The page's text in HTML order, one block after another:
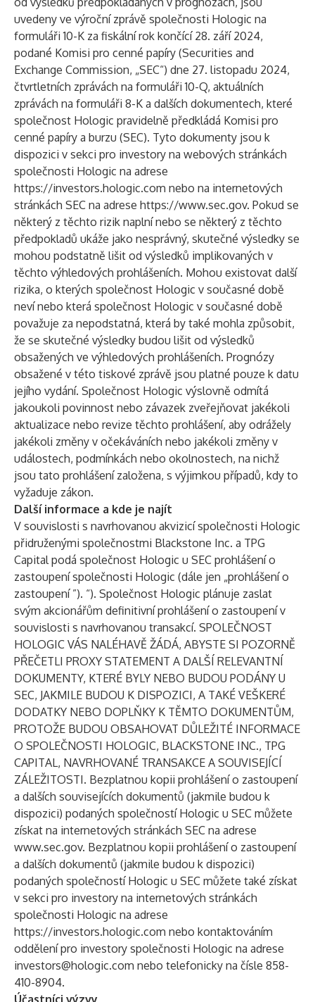
uvedeny ve výroční zprávě společnosti Hologic na
formuláři 10-K za fiskální rok končící 28. září 2024,
podané Komisi pro cenné papíry (Securities and
Exchange Commission, „SEC“) dne 27. listopadu 2024,
čtvrtletních zprávách na formuláři 10-Q, aktuálních
zprávách na formuláři 8-K a dalších dokumentech, které
společnost Hologic pravidelně předkládá Komisi pro
cenné papíry a burzu (SEC). Tyto dokumenty jsou k
dispozici v sekci pro investory na webových stránkách
společnosti Hologic na adrese
https://investors.hologic.com nebo na internetových
stránkách SEC na adrese https://www.sec.gov. Pokud se
některý z těchto rizik naplní nebo se některý z těchto
předpokladů ukáže jako nesprávný, skutečné výsledky se
mohou podstatně lišit od výsledků implikovaných v
těchto výhledových prohlášeních. Mohou existovat další
rizika, o kterých společnost Hologic v současné době
neví nebo která společnost Hologic v současné době
považuje za nepodstatná, která by také mohla způsobit,
že se skutečné výsledky budou lišit od výsledků
obsažených ve výhledových prohlášeních. Prognózy
obsažené v této tiskové zprávě jsou platné pouze k datu
jejího vydání. Společnost Hologic výslovně odmítá
jakoukoli povinnost nebo závazek zveřejňovat jakékoli
aktualizace nebo revize těchto prohlášení, aby odrážely
jakékoli změny v očekáváních nebo jakékoli změny v
událostech, podmínkách nebo okolnostech, na nichž
jsou tato prohlášení založena, s výjimkou případů, kdy to
vyžaduje zákon.
Další informace a kde je najít
V souvislosti s navrhovanou akvizicí společnosti Hologic
přidruženými společnostmi Blackstone Inc. a TPG
Capital podá společnost Hologic u SEC prohlášení o
zastoupení společnosti Hologic (dále jen „prohlášení o
zastoupení”). “). Společnost Hologic plánuje zaslat
svým akcionářům definitivní prohlášení o zastoupení v
souvislosti s navrhovanou transakcí. SPOLEČNOST
HOLOGIC VÁS NALÉHAVĚ ŽÁDÁ, ABYSTE SI POZORNĚ
PŘEČETLI PROXY STATEMENT A DALŠÍ RELEVANTNÍ
DOKUMENTY, KTERÉ BYLY NEBO BUDOU PODÁNY U
SEC, JAKMILE BUDOU K DISPOZICI, A TAKÉ VEŠKERÉ
DODATKY NEBO DOPLŇKY K TĚMTO DOKUMENTŮM,
PROTOŽE BUDOU OBSAHOVAT DŮLEŽITÉ INFORMACE
O SPOLEČNOSTI HOLOGIC, BLACKSTONE INC., TPG
CAPITAL, NAVRHOVANÉ TRANSAKCE A SOUVISEJÍCÍ
ZÁLEŽITOSTI. Bezplatnou kopii prohlášení o zastoupení
a dalších souvisejících dokumentů (jakmile budou k
dispozici) podaných společností Hologic u SEC můžete
získat na internetových stránkách SEC na adrese
www.sec.gov. Bezplatnou kopii prohlášení o zastoupení
a dalších dokumentů (jakmile budou k dispozici)
podaných společností Hologic u SEC můžete také získat
v sekci pro investory na internetových stránkách
společnosti Hologic na adrese
https://investors.hologic.com nebo kontaktováním
oddělení pro investory společnosti Hologic na adrese
investors@hologic.com nebo telefonicky na čísle 858-
410-8904.
Účastníci výzvy